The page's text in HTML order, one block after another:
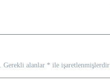
Gerekli alanlar * ile işaretlenmişlerdir